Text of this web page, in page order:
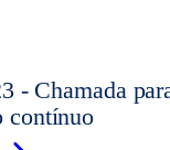
Chamada
contínuo